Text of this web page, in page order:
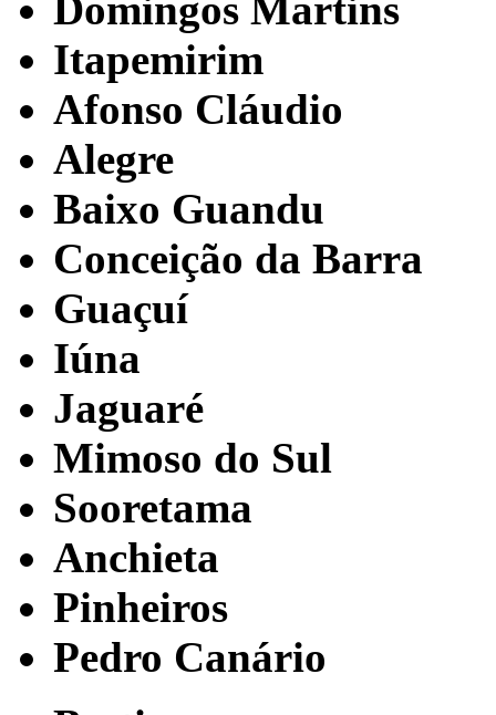
Itapemirim
Afonso Cláudio
Alegre
Baixo Guandu
Conceição da Barra
Guaçuí
Iúna
Jaguaré
Mimoso do Sul
Sooretama
Anchieta
Pinheiros
Pedro Canário